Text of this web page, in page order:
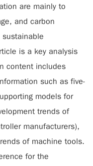
are mainly to
and carbon
is a key analysis
content includes
such as five-
models for
trends of
manufacturers),
of machine tools.
for the